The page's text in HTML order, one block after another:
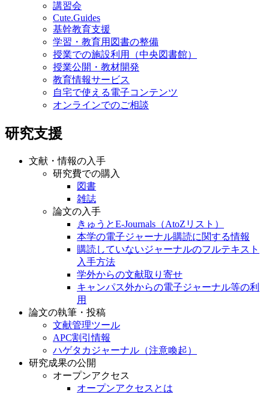
講習会
Cute.Guides
基幹教育支援
学習・教育用図書の整備
授業での施設利用（中央図書館）
授業公開・教材開発
教育情報サービス
自宅で使える電子コンテンツ
オンラインでのご相談
研究支援
文献・情報の入手
研究費での購入
図書
雑誌
論文の入手
きゅうとE-Journals（AtoZリスト）
本学の電子ジャーナル購読に関する情報
購読していないジャーナルのフルテキスト
入手方法
学外からの文献取り寄せ
キャンパス外からの電子ジャーナル等の利
用
論文の執筆・投稿
文献管理ツール
APC割引情報
ハゲタカジャーナル（注意喚起）
研究成果の公開
オープンアクセス
オープンアクセスとは